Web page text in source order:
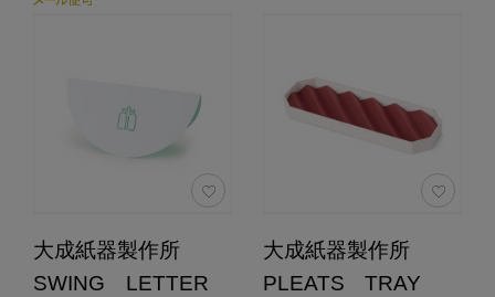
大成紙器製作所
SWING LETTER
大成紙器製作所
PLEATS TRAY